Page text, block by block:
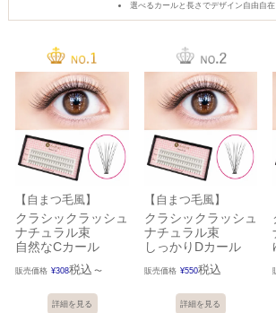
選べるカールと長さでデザイン自由自在
【自まつ毛風】
クラシックラッシュ
ナチュラル束
自然なCカール
販売価格 ¥308税込 〜
詳細を見る
【自まつ毛風】
クラシックラッシュ
ナチュラル束
しっかりDカール
販売価格 ¥550税込
詳細を見る